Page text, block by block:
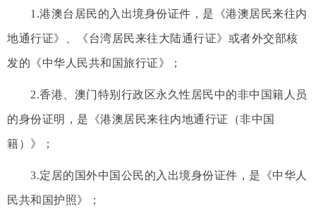
1.港澳台居民的入出境身份证件，是《港澳居民来往内
地通行证》、《台湾居民来往大陆通行证》或者外交部核
发的《中华人民共和国旅行证》；
2.香港、澳门特别行政区永久性居民中的非中国籍人员
的身份证明，是《港澳居民来往内地通行证（非中国
籍）》；
3.定居的国外中国公民的入出境身份证件，是《中华人
民共和国护照》；